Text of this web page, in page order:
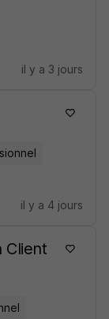
il y a 3 jours
il y a 4 jours
Client